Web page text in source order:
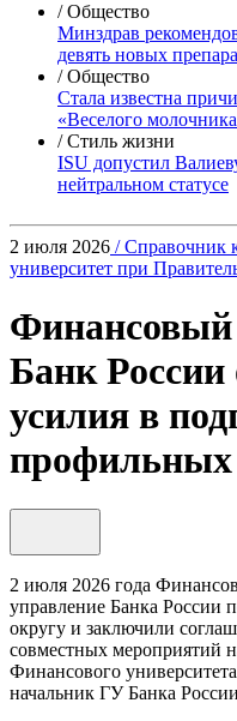
/ Общество
Минздрав
девять новых
/ Общество
Стала известна
«Веселого
/ Стиль жизни
ISU допустил
нейтральном статусе
2 июля 2026 / Справочник
университет при
Финансовый
Банк
усилия в
профильных
2 июля 2026 года
управление Банка России
округу и заключили
совместных мероприятий
Финансового университета
начальник ГУ Банка